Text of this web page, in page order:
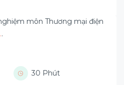
môn Thương mại điện
.
30 Phút